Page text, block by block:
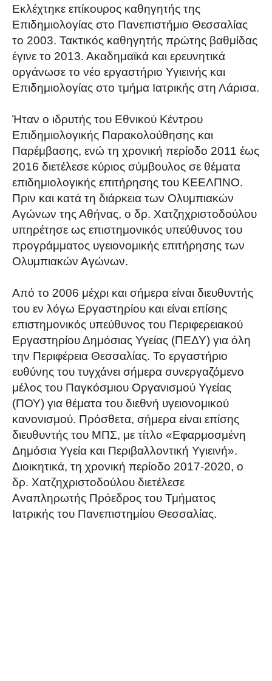
Εκλέχτηκε επίκουρος καθηγητής της
Επιδημιολογίας στο Πανεπιστήμιο Θεσσαλίας
το 2003. Τακτικός καθηγητής πρώτης βαθμίδας
έγινε το 2013. Ακαδημαϊκά και ερευνητικά
οργάνωσε το νέο εργαστήριο Υγιεινής και
Επιδημιολογίας στο τμήμα Ιατρικής στη Λάρισα.
Ήταν ο ιδρυτής του Εθνικού Κέντρου
Επιδημιολογικής Παρακολούθησης και
Παρέμβασης, ενώ τη χρονική περίοδο 2011 έως
2016 διετέλεσε κύριος σύμβουλος σε θέματα
επιδημιολογικής επιτήρησης του ΚΕΕΛΠΝΟ.
Πριν και κατά τη διάρκεια των Ολυμπιακών
Αγώνων της Αθήνας, ο δρ. Χατζηχριστοδούλου
υπηρέτησε ως επιστημονικός υπεύθυνος του
προγράμματος υγειονομικής επιτήρησης των
Ολυμπιακών Αγώνων.
Από το 2006 μέχρι και σήμερα είναι διευθυντής
του εν λόγω Εργαστηρίου και είναι επίσης
επιστημονικός υπεύθυνος του Περιφερειακού
Εργαστηρίου Δημόσιας Υγείας (ΠΕΔΥ) για όλη
την Περιφέρεια Θεσσαλίας. Το εργαστήριο
ευθύνης του τυγχάνει σήμερα συνεργαζόμενο
μέλος του Παγκόσμιου Οργανισμού Υγείας
(ΠΟΥ) για θέματα του διεθνή υγειονομικού
κανονισμού. Πρόσθετα, σήμερα είναι επίσης
διευθυντής του ΜΠΣ, με τίτλο «Εφαρμοσμένη
Δημόσια Υγεία και Περιβαλλοντική Υγιεινή».
Διοικητικά, τη χρονική περίοδο 2017-2020, ο
δρ. Χατζηχριστοδούλου διετέλεσε
Αναπληρωτής Πρόεδρος του Τμήματος
Ιατρικής του Πανεπιστημίου Θεσσαλίας.